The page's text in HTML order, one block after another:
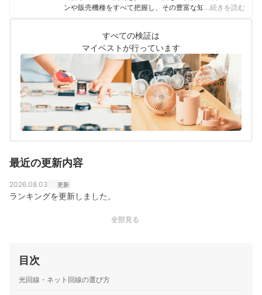
ンや販売機種をすべて把握し、その豊富な知識で店舗販
ア・インターネットプロバイダーなどの通信会社を専門
に担当しており、格安SIMやホームルーターを実際に回線
契約し各社の料金プランや通信速度の比較を行うととも
に、モバイルだけでなく10社以上の戸建て・マンション
向けの光回線の通信速度・速度制限も調査している。 ま
た通信サービスだけでなく、ファイナンシャルプランナ
ーの視点含めて電気代など固定費支出見直しのガイドも
している。
高山健次のプロフィール
…続きを読む
すべての検証は
マイベストが行っています
最近の更新内容
2026.08.03 更新
ランキングを更新しました。
全部見る
目次
光回線・ネット回線の選び方